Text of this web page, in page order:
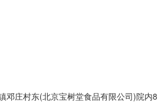
庄村东(北京宝树堂食品有限公司)院内8幢17幢